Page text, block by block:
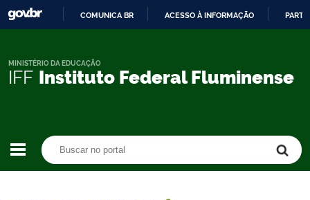
CONTEÚDO
COMUNICA BR ACESSO À INFORMAÇÃO
IFF Instituto Federal Fluminense
MINISTÉRIO DA EDUCAÇÃO